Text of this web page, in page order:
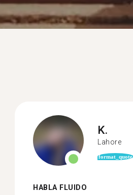
K.
Lahore
format_quote
HABLA FLUIDO